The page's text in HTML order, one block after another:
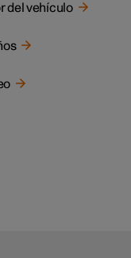
del vehículo